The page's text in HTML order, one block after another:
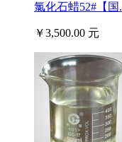
氯化石蜡52#【国.
￥3,500.00 元